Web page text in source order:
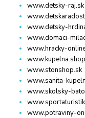
www.detsky-raj.sk
www.detsky-
www.domaci-
www.hracky-
www.kupelna.shop
www.stonshop.sk
www.sanita-
www.skolsky-
www.potraviny-